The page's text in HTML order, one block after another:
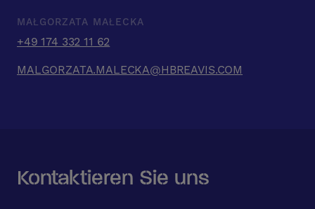
MAŁGORZATA MAŁECKA
+49 174 332 11 62
MALGORZATA.MALECKA@HBREAVIS.COM
Kontaktieren Sie uns